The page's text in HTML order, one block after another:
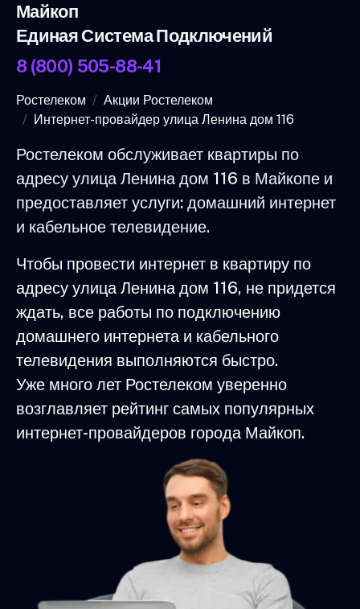
Майкоп
Единая Система Подключений
8 (800) 505-88-41
Ростелеком
Акции Ростелеком
Интернет-провайдер улица Ленина дом 116
Ростелеком обслуживает квартиры по
адресу улица Ленина дом 116 в Майкопе и
предоставляет услуги: домашний интернет
и кабельное телевидение.
Чтобы провести интернет в квартиру по
адресу улица Ленина дом 116, не придется
ждать, все работы по подключению
домашнего интернета и кабельного
телевидения выполняются быстро.
Уже много лет Ростелеком уверенно
возглавляет рейтинг самых популярных
интернет-провайдеров города Майкоп.